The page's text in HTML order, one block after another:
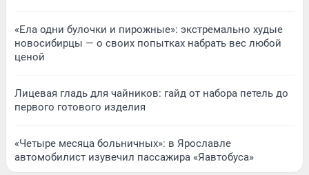
«Ела одни булочки и пирожные»: экстремально худые
новосибирцы — о своих попытках набрать вес любой
ценой
Лицевая гладь для чайников: гайд от набора петель до
первого готового изделия
«Четыре месяца больничных»: в Ярославле
автомобилист изувечил пассажира «Яавтобуса»